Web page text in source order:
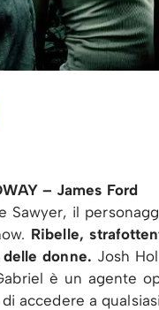
– James Ford
Sawyer, il
Ribelle,
donne. Josh
è un agente
accedere a